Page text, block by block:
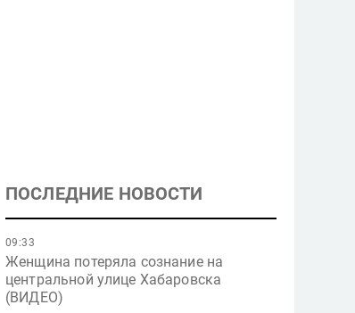
ПОСЛЕДНИЕ НОВОСТИ
Женщина потеряла сознание на
центральной улице Хабаровска
(ВИДЕО)
09:33